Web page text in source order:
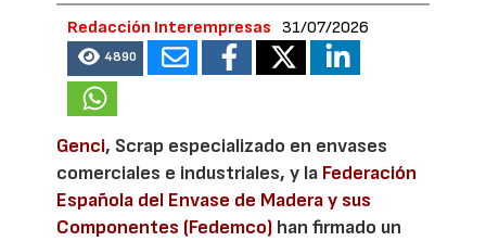
Redacción Interempresas 31/07/2026
4890
Genci, Scrap especializado en envases
comerciales e industriales, y la Federación
Española del Envase de Madera y sus
Componentes (Fedemco) han firmado un